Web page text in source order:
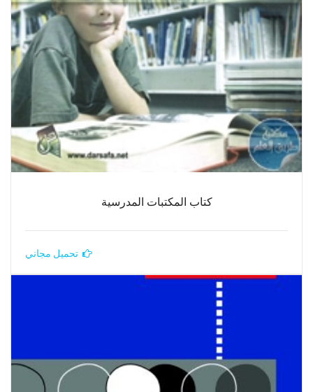
كتاب المكتبات المدرسية
تحميل مجاني